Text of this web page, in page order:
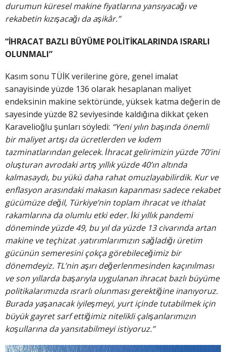
durumun küresel makine fiyatlarına yansıyacağı ve
rekabetin kızışacağı da aşikâr.”
“İHRACAT BAZLI BÜYÜME POLİTİKALARINDA ISRARLI
OLUNMALI”
Kasım sonu TÜİK verilerine göre, genel imalat
sanayisinde yüzde 136 olarak hesaplanan maliyet
endeksinin makine sektöründe, yüksek katma değerin de
sayesinde yüzde 82 seviyesinde kaldığına dikkat çeken
Karavelioğlu şunları söyledi: “Yeni yılın başında önemli
bir maliyet artışı da ücretlerden ve kıdem
tazminatlarından gelecek. İhracat gelirimizin yüzde 70’ini
oluşturan avrodaki artış yıllık yüzde 40’ın altında
kalmasaydı, bu yükü daha rahat omuzlayabilirdik. Kur ve
enflasyon arasındaki makasın kapanması sadece rekabet
gücümüze değil, Türkiye’nin toplam ihracat ve ithalat
rakamlarına da olumlu etki eder. İki yıllık pandemi
döneminde yüzde 49, bu yıl da yüzde 13 civarında artan
makine ve teçhizat .yatırımlarımızın sağladığı üretim
gücünün semeresini çokça görebileceğimiz bir
dönemdeyiz. TL’nin aşırı değerlenmesinden kaçınılması
ve son yıllarda başarıyla uygulanan ihracat bazlı büyüme
politikalarımızda ısrarlı olunması gerektiğine inanıyoruz.
Burada yaşanacak iyileşmeyi, yurt içinde tutabilmek için
büyük gayret sarf ettiğimiz nitelikli çalışanlarımızın
koşullarına da yansıtabilmeyi istiyoruz.”